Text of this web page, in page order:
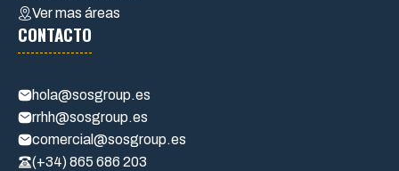
Ver mas áreas
CONTACTO
hola@sosgroup.es
rrhh@sosgroup.es
comercial@sosgroup.es
(+34) 865 686 203